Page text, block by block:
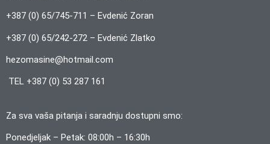
+387 (0) 65/745-711 – Evdenić Zoran
+387 (0) 65/242-272 – Evdenić Zlatko
hezomasine@hotmail.com
TEL +387 (0) 53 287 161
Za sva vaša pitanja i saradnju dostupni smo:
Ponedjeljak – Petak: 08:00h – 16:30h